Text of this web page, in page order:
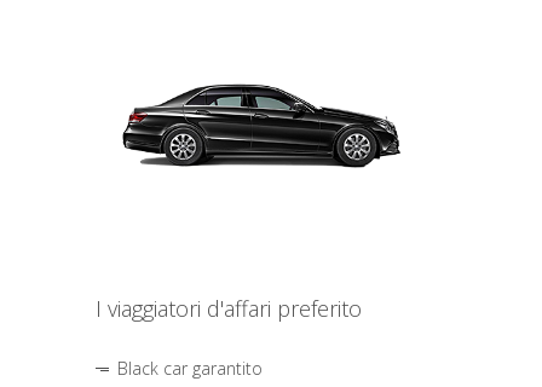
I viaggiatori d'affari preferito
Black car garantito